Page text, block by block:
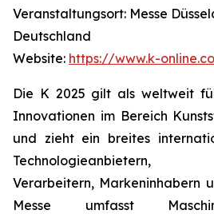
Veranstaltungsort: Messe
Deutschland
Website: https://www.k-
Die K 2025 gilt als weltweit
Innovationen im Bereich
und zieht ein breites
Technologieanbietern,
Verarbeitern, Markeninhabern
Messe umfasst